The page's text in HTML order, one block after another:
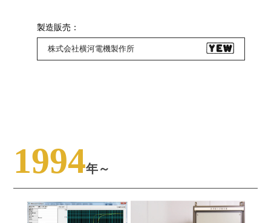
製造販売：
株式会社横河電機製作所
1994年～